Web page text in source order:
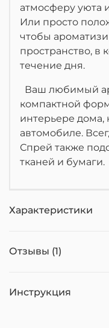
атмосферу уюта
Или просто
чтобы
пространство, в
течение дня.
Ваш любимый
компактной
интерьере дома,
автомобиле.
Спрей также
тканей и бумаги.
Характеристики
Отзывы (1)
Инструкция